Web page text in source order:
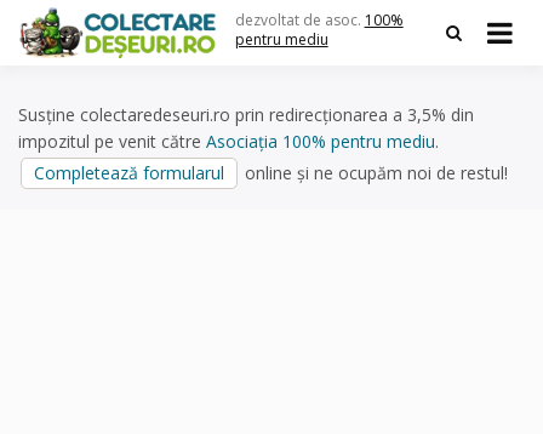
content
dezvoltat de asoc. 100%
pentru mediu
Susține colectaredeseuri.ro prin redirecționarea a 3,5% din
impozitul pe venit către Asociația 100% pentru mediu.
Completează formularul
online și ne ocupăm noi de restul!